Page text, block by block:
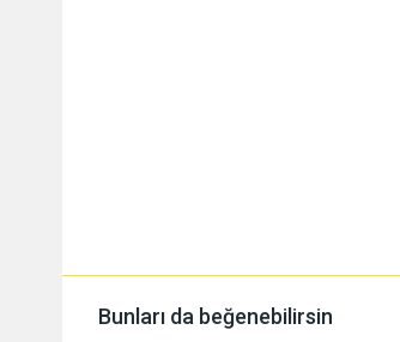
Bunları da beğenebilirsin